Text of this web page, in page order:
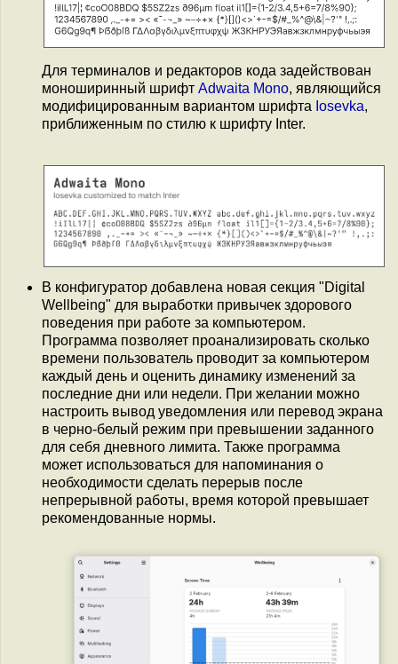
Для терминалов и редакторов кода задействован
моноширинный шрифт Adwaita Mono, являющийся
модифицированным вариантом шрифта Iosevka,
приближенным по стилю к шрифту Inter.
В конфигуратор добавлена новая секция "Digital
Wellbeing" для выработки привычек здорового
поведения при работе за компьютером.
Программа позволяет проанализировать сколько
времени пользователь проводит за компьютером
каждый день и оценить динамику изменений за
последние дни или недели. При желании можно
настроить вывод уведомления или перевод экрана
в черно-белый режим при превышении заданного
для себя дневного лимита. Также программа
может использоваться для напоминания о
необходимости сделать перерыв после
непрерывной работы, время которой превышает
рекомендованные нормы.